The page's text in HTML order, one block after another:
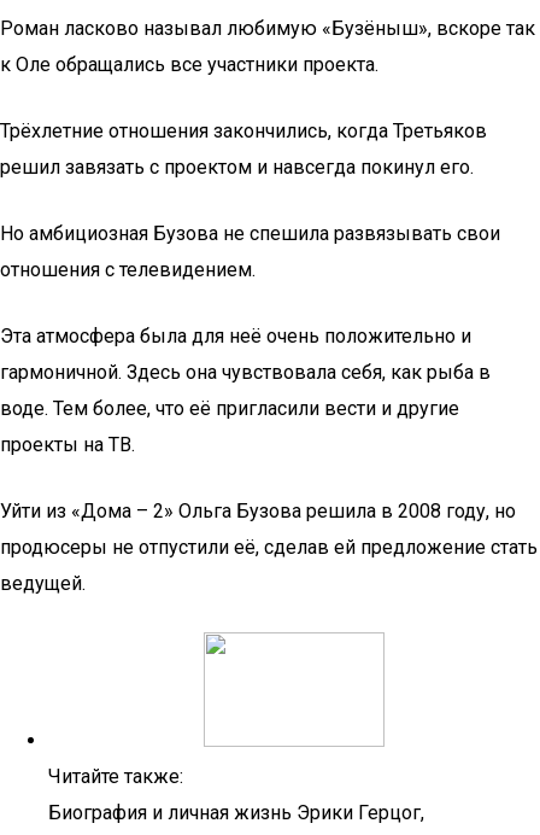
Роман ласково называл любимую «Бузёныш», вскоре так
к Оле обращались все участники проекта.
Трёхлетние отношения закончились, когда Третьяков
решил завязать с проектом и навсегда покинул его.
Но амбициозная Бузова не спешила развязывать свои
отношения с телевидением.
Эта атмосфера была для неё очень положительно и
гармоничной. Здесь она чувствовала себя, как рыба в
воде. Тем более, что её пригласили вести и другие
проекты на ТВ.
Уйти из «Дома – 2» Ольга Бузова решила в 2008 году, но
продюсеры не отпустили её, сделав ей предложение стать
ведущей.
Читайте также:
Биография и личная жизнь Эрики Герцог,